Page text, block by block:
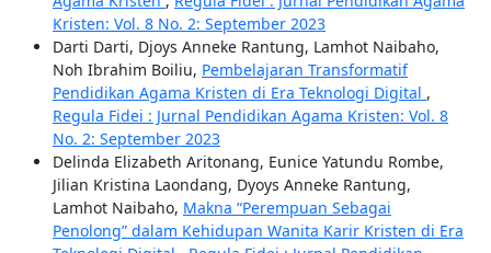
Kristen: Vol. 8 No. 2: September 2023
Darti Darti, Djoys Anneke Rantung, Lamhot Naibaho,
Noh Ibrahim Boiliu, Pembelajaran Transformatif
Pendidikan Agama Kristen di Era Teknologi Digital ,
Regula Fidei : Jurnal Pendidikan Agama Kristen: Vol. 8
No. 2: September 2023
Delinda Elizabeth Aritonang, Eunice Yatundu Rombe,
Jilian Kristina Laondang, Dyoys Anneke Rantung,
Lamhot Naibaho, Makna “Perempuan Sebagai
Penolong” dalam Kehidupan Wanita Karir Kristen di Era